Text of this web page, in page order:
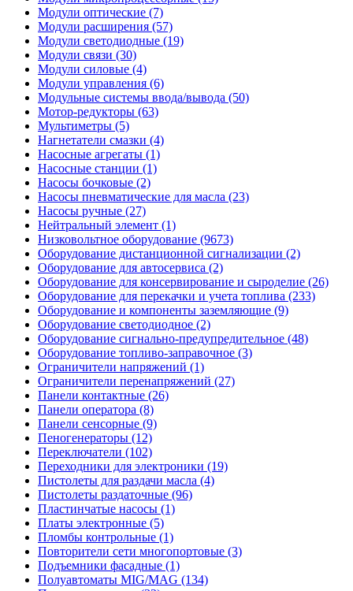
Модули оптические (7)
Модули расширения (57)
Модули светодиодные (19)
Модули связи (30)
Модули силовые (4)
Модули управления (6)
Модульные системы ввода/вывода (50)
Мотор-редукторы (63)
Мультиметры (5)
Нагнетатели смазки (4)
Насосные агрегаты (1)
Насосные станции (1)
Насосы бочковые (2)
Насосы пневматические для масла (23)
Насосы ручные (27)
Нейтральный элемент (1)
Низковольтное оборудование (9673)
Оборудование дистанционной сигнализации (2)
Оборудование для автосервиса (2)
Оборудование для консервирование и сыроделие (26)
Оборудование для перекачки и учета топлива (233)
Оборудование и компоненты заземляющие (9)
Оборудование светодиодное (2)
Оборудование сигнально-предупредительное (48)
Оборудование топливо-заправочное (3)
Ограничители напряжений (1)
Ограничители перенапряжений (27)
Панели контактные (26)
Панели оператора (8)
Панели сенсорные (9)
Пеногенераторы (12)
Переключатели (102)
Переходники для электроники (19)
Пистолеты для раздачи масла (4)
Пистолеты раздаточные (96)
Пластинчатые насосы (1)
Платы электронные (5)
Пломбы контрольные (1)
Повторители сети многопортовые (3)
Подъемники фасадные (1)
Полуавтоматы MIG/MAG (134)